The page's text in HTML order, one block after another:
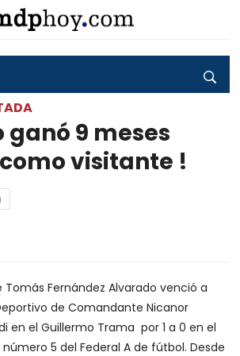
9 meses
visitante !
Tomás Fernández Alvarado venció a
de Comandante Nicanor
en el Guillermo Trama por 1 a 0 en el
5 del Federal A de fútbol. Desde